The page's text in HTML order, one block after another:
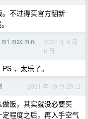
不过得买官方翻新
mac mini
2022 年 9 月
8 日
，太乐了。
2021 年 10 月 29 日
饭，其实就没必要买
程度之后，再入手空气